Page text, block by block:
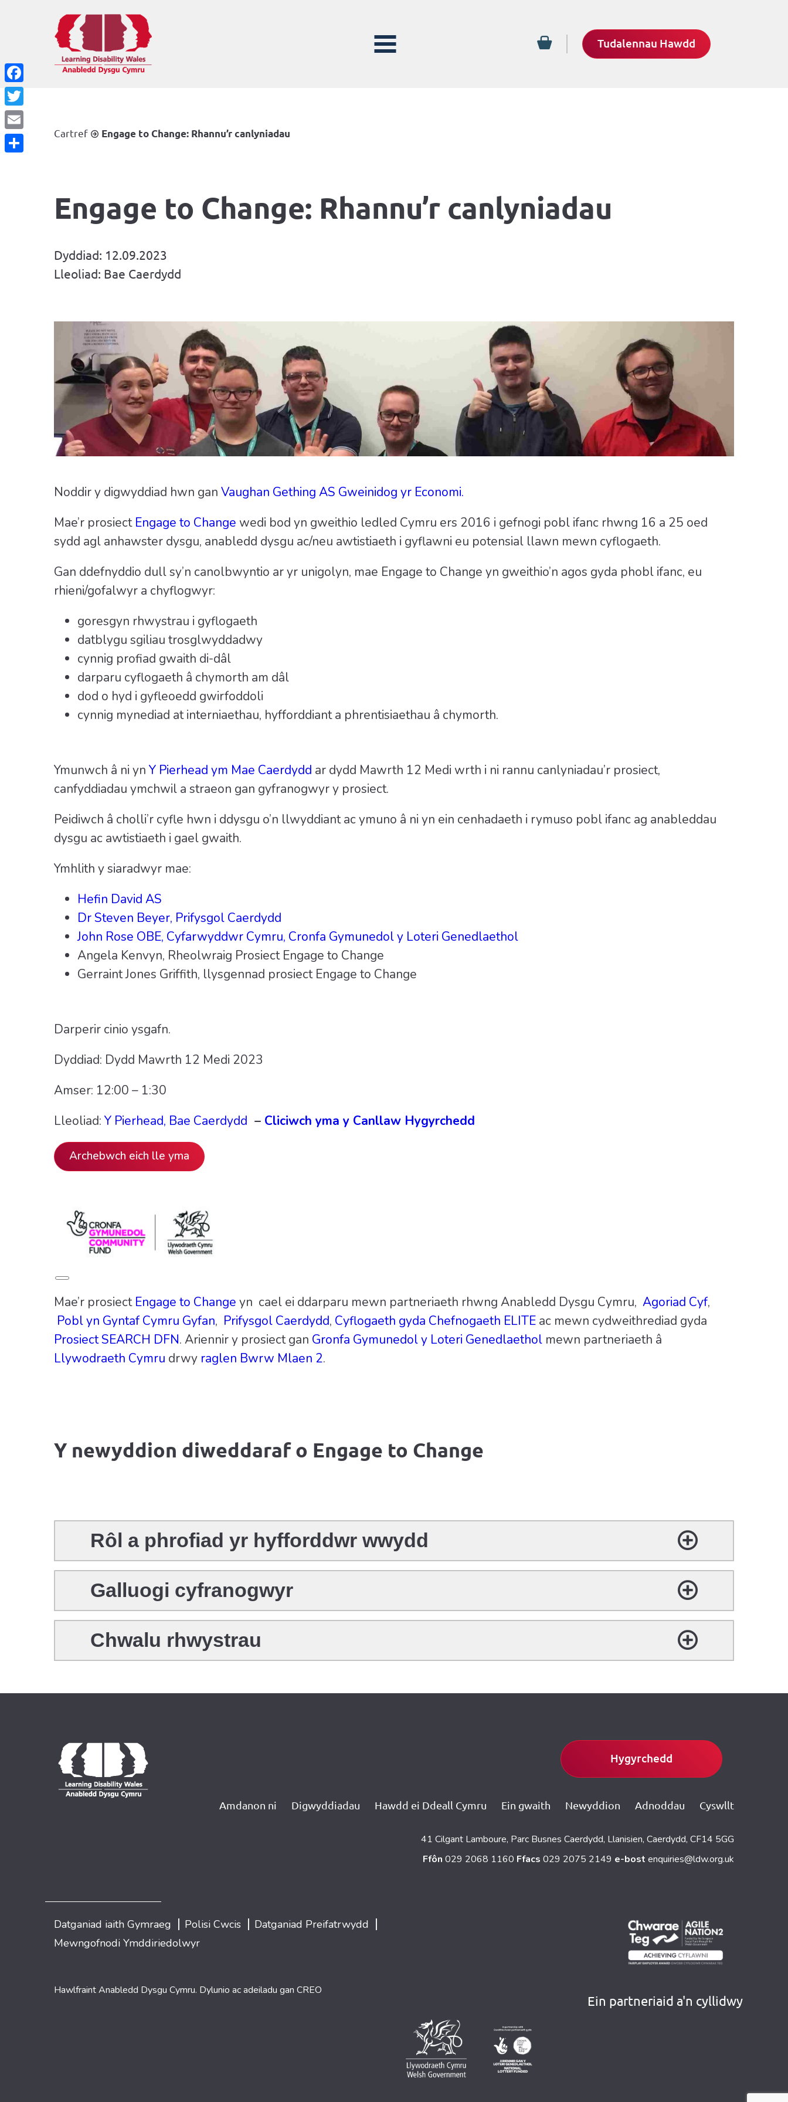
Tudalennau Hawdd
Cartref Engage to Change: Rhannu’r canlyniadau
Engage to Change: Rhannu’r canlyniadau
Dyddiad: 12.09.2023
Lleoliad: Bae Caerdydd
Noddir y digwyddiad hwn gan Vaughan Gething AS Gweinidog yr Economi.
Mae’r prosiect Engage to Change wedi bod yn gweithio ledled Cymru ers 2016 i gefnogi pobl ifanc rhwng 16 a 25 oed
sydd agl anhawster dysgu, anabledd dysgu ac/neu awtistiaeth i gyflawni eu potensial llawn mewn cyflogaeth.
Gan ddefnyddio dull sy’n canolbwyntio ar yr unigolyn, mae Engage to Change yn gweithio’n agos gyda phobl ifanc, eu
rhieni/gofalwyr a chyflogwyr:
goresgyn rhwystrau i gyflogaeth
datblygu sgiliau trosglwyddadwy
cynnig profiad gwaith di-dâl
darparu cyflogaeth â chymorth am dâl
dod o hyd i gyfleoedd gwirfoddoli
cynnig mynediad at interniaethau, hyfforddiant a phrentisiaethau â chymorth.
Ymunwch â ni yn Y Pierhead ym Mae Caerdydd ar dydd Mawrth 12 Medi wrth i ni rannu canlyniadau’r prosiect,
canfyddiadau ymchwil a straeon gan gyfranogwyr y prosiect.
Peidiwch â cholli’r cyfle hwn i ddysgu o’n llwyddiant ac ymuno â ni yn ein cenhadaeth i rymuso pobl ifanc ag anableddau
dysgu ac awtistiaeth i gael gwaith.
Ymhlith y siaradwyr mae:
Hefin David AS
Dr Steven Beyer, Prifysgol Caerdydd
John Rose OBE, Cyfarwyddwr Cymru, Cronfa Gymunedol y Loteri Genedlaethol
Angela Kenvyn, Rheolwraig Prosiect Engage to Change
Gerraint Jones Griffith, llysgennad prosiect Engage to Change
Darperir cinio ysgafn.
Dyddiad: Dydd Mawrth 12 Medi 2023
Amser: 12:00 – 1:30
Lleoliad: Y Pierhead, Bae Caerdydd – Cliciwch yma y Canllaw Hygyrchedd
Archebwch eich lle yma
Long
Mae’r prosiectEngage to Change yn cael ei ddarparu mewn partneriaeth rhwng Anabledd Dysgu Cymru, Agoriad Cyf,
Pobl yn Gyntaf Cymru Gyfan, Prifysgol Caerdydd, Cyflogaeth gyda Chefnogaeth ELITE ac mewn cydweithrediad gyda
Prosiect SEARCH DFN. Ariennir y prosiect gan Gronfa Gymunedol y Loteri Genedlaethol mewn partneriaeth â
Llywodraeth Cymru drwy raglen Bwrw Mlaen 2.
Y newyddion diweddaraf o Engage to Change
Rôl a phrofiad yr hyfforddwr wwydd
Galluogi cyfranogwyr
Chwalu rhwystrau
Hygyrchedd
Amdanon ni Digwyddiadau Hawdd ei Ddeall Cymru Ein gwaith Newyddion Adnoddau Cyswllt
41 Cilgant Lamboure, Parc Busnes Caerdydd, Llanisien, Caerdydd, CF14 5GG
Ffôn 029 2068 1160 Ffacs 029 2075 2149 e-bost enquiries@ldw.org.uk
Datganiad iaith Gymraeg | Polisi Cwcis | Datganiad Preifatrwydd |
Mewngofnodi Ymddiriedolwyr
Hawlfraint Anabledd Dysgu Cymru. Dylunio ac adeiladu gan CREO
Ein partneriaid a'n cyllidwy
Facebook
Twitter
Email